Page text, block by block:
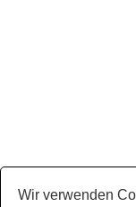
Wir verwenden